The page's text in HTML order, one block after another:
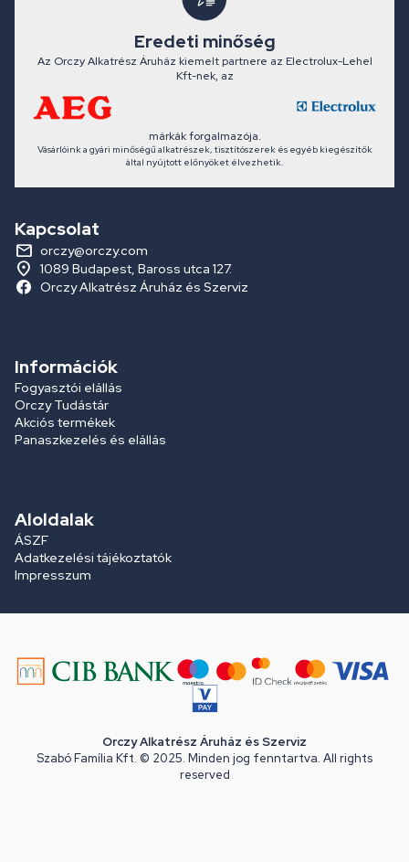
Eredeti minőség
Az Orczy Alkatrész Áruház kiemelt partnere az Electrolux-Lehel
Kft-nek, az
márkák forgalmazója.
Vásárlóink a gyári minőségű alkatrészek, tisztítószerek és egyéb kiegészítők
által nyújtott előnyöket élvezhetik.
Kapcsolat
orczy@orczy.com
1089 Budapest, Baross utca 127.
Orczy Alkatrész Áruház és Szerviz
Információk
Fogyasztói elállás
Orczy Tudástár
Akciós termékek
Panaszkezelés és elállás
Aloldalak
ÁSZF
Adatkezelési tájékoztatók
Impresszum
Orczy Alkatrész Áruház és Szerviz
Szabó Família Kft. © 2025. Minden jog fenntartva. All rights
reserved